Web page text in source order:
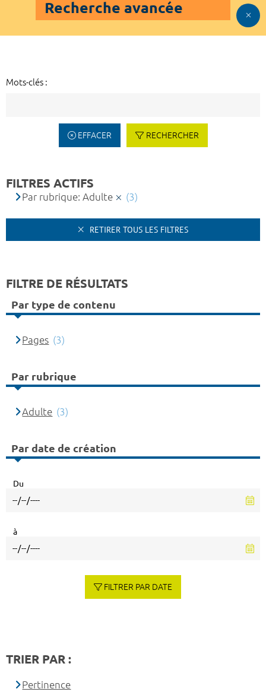
Recherche avancée
Mots-clés :
EFFACER RECHERCHER
FILTRES ACTIFS
Par rubrique: Adulte (3)
RETIRER TOUS LES FILTRES
FILTRE DE RÉSULTATS
Par type de contenu
Pages (3)
Par rubrique
Adulte (3)
Par date de création
Du
à
FILTRER PAR DATE
TRIER PAR :
Pertinence